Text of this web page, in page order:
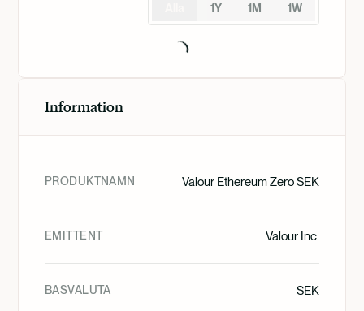
1Y 1M 1W
Information
PRODUKTNAMN Valour Ethereum Zero SEK
EMITTENT Valour Inc.
BASVALUTA SEK